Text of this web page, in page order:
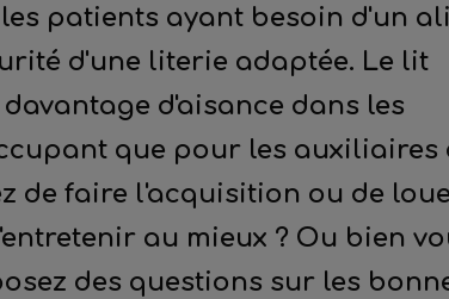
patients ayant besoin d'un
d'une literie adaptée. Le lit
d'aisance dans les
que pour les auxiliaires
de faire l'acquisition ou de
au mieux ? Ou bien
des questions sur les